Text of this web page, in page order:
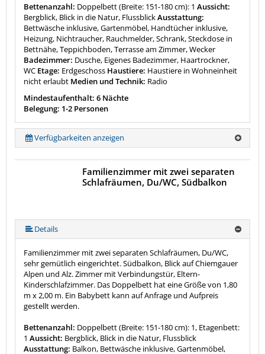
Bettenanzahl: Doppelbett (Breite: 151-180 cm): 1 Aussicht:
Bergblick, Blick in die Natur, FlussblickAusstattung:
Bettwäsche inklusive, Gartenmöbel, Handtücher inklusive,
Heizung, Nichtraucher, Rauchmelder, Schrank, Steckdose in
Bettnähe, Teppichboden, Terrasse am Zimmer, Wecker
Badezimmer: Dusche, Eigenes Badezimmer, Haartrockner,
WC Etage: Erdgeschoss Haustiere: Haustiere in Wohneinheit
nicht erlaubt Medien und Technik: Radio
Mindestaufenthalt: 6 Nächte
Belegung: 1-2 Personen
Verfügbarkeiten anzeigen
Familienzimmer mit zwei separaten
Schlafräumen, Du/WC, Südbalkon
Details
Familienzimmer mit zwei separaten Schlafräumen, Du/WC,
sehr gemütlich eingerichtet. Südbalkon, Blick auf Chiemgauer
Alpen und Alz. Zimmer mit Verbindungstür, Eltern-
Kinderschlafzimmer. Das Doppelbett hat eine Größe von 1,80
m x 2,00 m. Ein Babybett kann auf Anfrage und Aufpreis
gestellt werden.
Bettenanzahl: Doppelbett (Breite: 151-180 cm): 1, Etagenbett:
1 Aussicht: Bergblick, Blick in die Natur, Flussblick
Ausstattung: Balkon, Bettwäsche inklusive, Gartenmöbel,